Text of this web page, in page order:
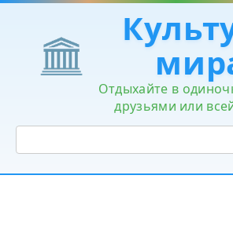
Перейти
контенту
Отдыхайте в
друзьями или
Поиск: